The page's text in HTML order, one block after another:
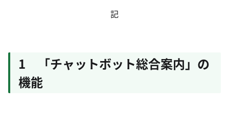
記
1 「チャットボット総合案内」の
機能